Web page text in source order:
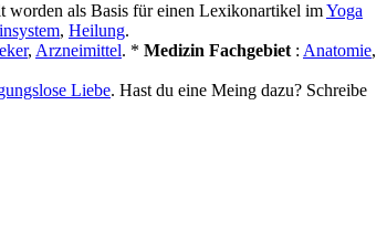
worden als Basis für einen Lexikonartikel imYoga
, Heilung.
, Arzneimittel. * Medizin Fachgebiet : Anatomie,
Liebe. Hast du eine Meing dazu? Schreibe